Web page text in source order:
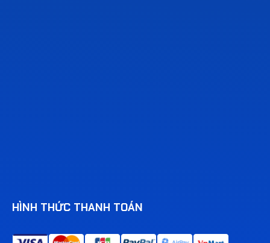
HÌNH THỨC THANH TOÁN